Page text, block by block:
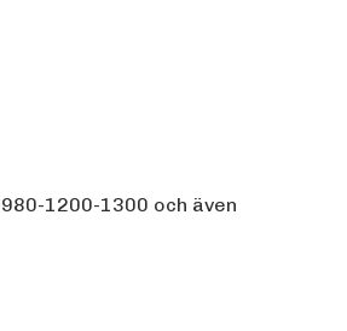
1200-1300 och även